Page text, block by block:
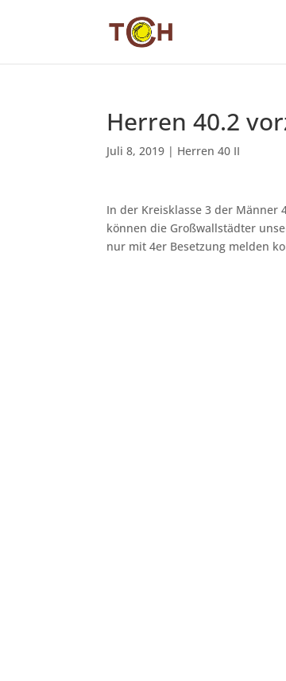
Herren 40.2
Juli 8, 2019 | Herren 40 II
In der Kreisklasse 3 der Männer
können die Großwallstädter
nur mit 4er Besetzung melden